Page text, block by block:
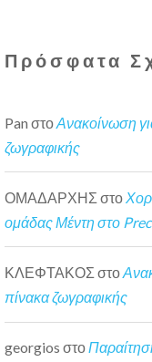
Πρόσφατα
Pan στοΑνακοίνωση
ζωγραφικής
ΟΜΑΔΑΡΧΗΣ στο
ομάδας Μέντη στο
ΚΛΕΦΤΑΚΟΣ στο
πίνακα ζωγραφικής
georgios στο